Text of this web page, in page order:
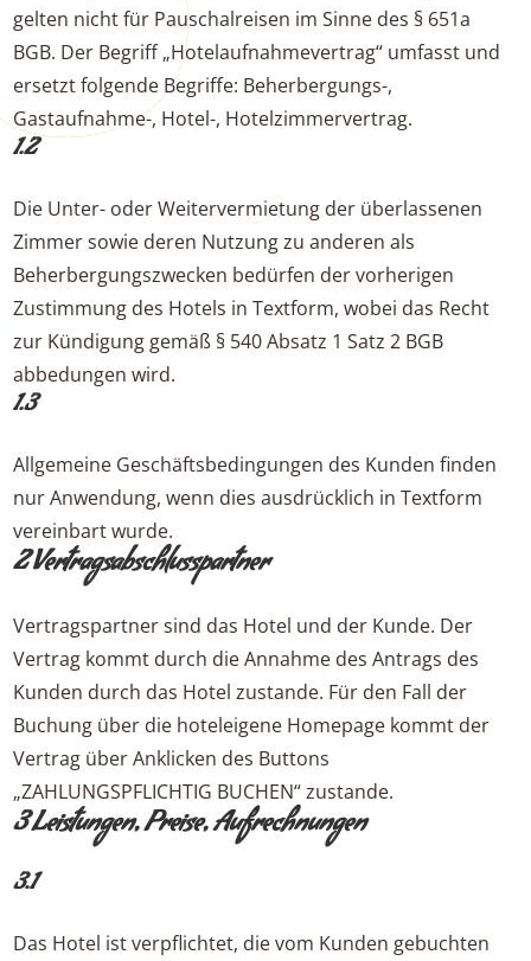
gelten nicht für Pauschalreisen im Sinne des § 651a
BGB. Der Begriff „Hotelaufnahmevertrag“ umfasst und
ersetzt folgende Begriffe: Beherbergungs-,
Gastaufnahme-, Hotel-, Hotelzimmervertrag.
1.2
Die Unter- oder Weitervermietung der überlassenen
Zimmer sowie deren Nutzung zu anderen als
Beherbergungszwecken bedürfen der vorherigen
Zustimmung des Hotels in Textform, wobei das Recht
zur Kündigung gemäß § 540 Absatz 1 Satz 2 BGB
abbedungen wird.
1.3
Allgemeine Geschäftsbedingungen des Kunden finden
nur Anwendung, wenn dies ausdrücklich in Textform
vereinbart wurde.
2 Vertragsabschlusspartner
Vertragspartner sind das Hotel und der Kunde. Der
Vertrag kommt durch die Annahme des Antrags des
Kunden durch das Hotel zustande. Für den Fall der
Buchung über die hoteleigene Homepage kommt der
Vertrag über Anklicken des Buttons
„ZAHLUNGSPFLICHTIG BUCHEN“ zustande.
3 Leistungen, Preise, Aufrechnungen
3.1
Das Hotel ist verpflichtet, die vom Kunden gebuchten